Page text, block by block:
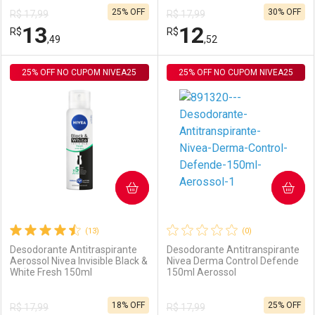
Comprar sem Desconto
Por R$ 23,42/cada
Comprar sem Desconto
Por R$ 23,42/cada
Comprar sem Desconto
Por R$ 23,42/cada
Comprar sem Desconto
Por R$ 23,42/cada
R$ 17,99
R$13,49
25% OFF
FECHAR
Laboratório
FECHAR
Por Menos
R$ 17,99
R$12,52
30% OFF
Laboratório
Por Menos
(13)
Desodorante Antitraspirante
Aerossol Nivea Invisible Black &
White Fresh 150ml
25% OFF NO CUPOM NIVEA25
R$ 17,99 18% OFF
COMPRAR
(0)
Desodorante Antitranspirante
Nivea Derma Control Defende
150ml Aerossol
25% OFF NO CUPOM NIVEA25
R$ 17,99 25% OFF
COMPRAR